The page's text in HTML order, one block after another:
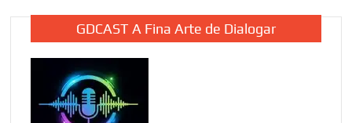
GDCAST A Fina Arte de Dialogar